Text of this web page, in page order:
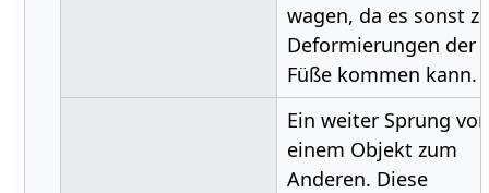
wagen, da es sonst
Deformierungen der
Füße kommen kann.
Ein weiter Sprung von
einem Objekt zum
Anderen. Diese